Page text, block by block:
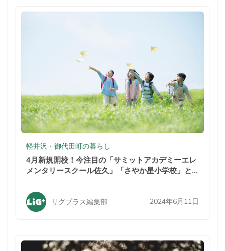
軽井沢・御代田町の暮らし
4月新規開校！今注目の「サミットアカデミーエレ
メンタリースクール佐久」「さやか星小学校」と
リグプラス編集部 2024年6月11日